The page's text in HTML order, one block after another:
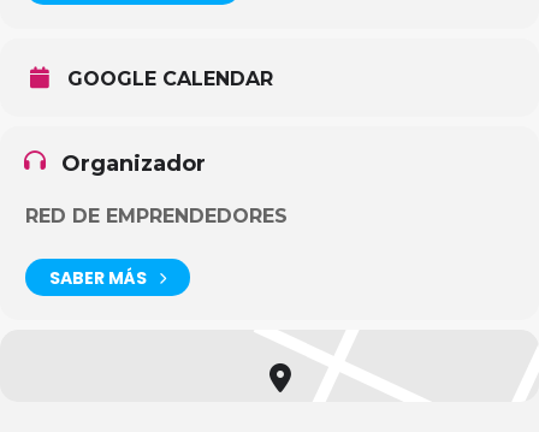
GOOGLE CALENDAR
Organizador
RED DE EMPRENDEDORES
SABER MÁS